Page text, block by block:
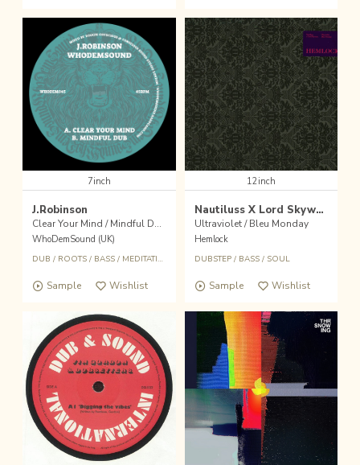
7inch
J.Robinson
Clear Your Mind / Mindful Dub
WhoDemSound (UK)
DUB / ROOTS/ BASS/ MEDITATION
Sample Wishlist
12inch
Nautiluss X Lord Skywave
Ultraviolet / Bleu Monday
Hemlock
DUBSTEP/ BASS/ SOUL
Sample Wishlist